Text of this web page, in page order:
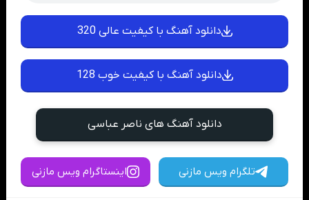
دانلود آهنگ با کیفیت عالی 320
دانلود آهنگ با کیفیت خوب 128
دانلود آهنگ های ناصر عباسی
تلگرام ویس مازنی اینستاگرام ویس مازنی